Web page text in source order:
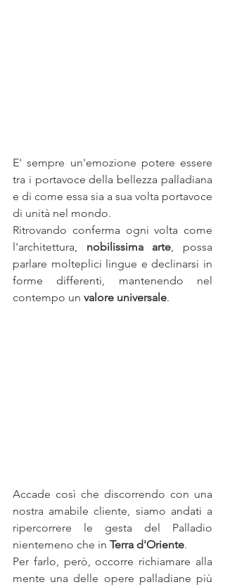
E' sempre un'emozione potere essere
tra i portavoce della bellezza palladiana
e di come essa sia a sua volta portavoce
di unità nel mondo.
Ritrovando conferma ogni volta come
l'architettura, nobilissima arte, possa
parlare molteplici lingue e declinarsi in
forme differenti, mantenendo nel
contempo un valore universale.
Accade così che discorrendo con una
nostra amabile cliente, siamo andati a
ripercorrere le gesta del Palladio
nientemeno che in Terra d'Oriente.
Per farlo, però, occorre richiamare alla
mente una delle opere palladiane più